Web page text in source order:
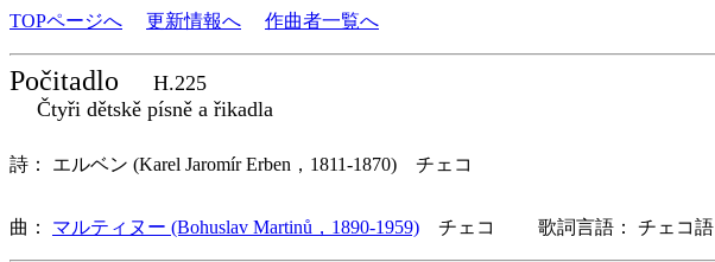
TOPページへ 更新情報へ 作曲者一覧へ
Počitadlo
H.225
Čtyři dětskě písně a řikadla
詩： エルベン (Karel Jaromír Erben，1811-1870) チェコ
曲： マルティヌー (Bohuslav Martinů，1890-1959) チェコ 歌詞言語： チェコ語